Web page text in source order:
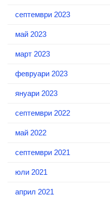
септември 2023
май 2023
март 2023
февруари 2023
януари 2023
септември 2022
май 2022
септември 2021
юли 2021
април 2021